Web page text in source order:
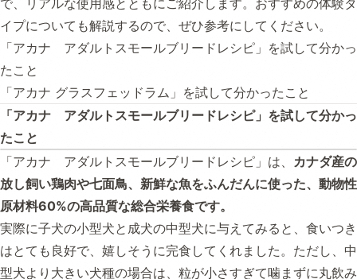
で、リアルな使用感とともにご紹介します。おすすめの体験タ
イプについても解説するので、ぜひ参考にしてください。
「アカナ アダルトスモールブリードレシピ」を試して分かっ
たこと
「アカナ グラスフェッドラム」を試して分かったこと
「アカナ アダルトスモールブリードレシピ」を試して分かっ
たこと
「アカナ アダルトスモールブリードレシピ」は、 カナダ産の
放し飼い鶏肉や七面鳥、新鮮な魚をふんだんに使った、動物性
原材料60%の高品質な総合栄養食です。
実際に子犬の小型犬と成犬の中型犬に与えてみると、食いつき
はとても良好で、嬉しそうに完食してくれました。ただし、中
型犬より大きい犬種の場合は、粒が小さすぎて噛まずに丸飲み